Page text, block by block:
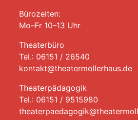
Bürozeiten:
Mo–Fr 10–13 Uhr
Theaterbüro
Tel.: 06151 / 26540
kontakt@theatermollerhaus.de
Theaterpädagogik
Tel.: 06151 / 9515980